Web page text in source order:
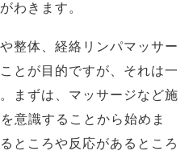
わきます。
整体、経絡リンパマッサー
とが目的ですが、それは一
まずは、マッサージなど施
意識することから始めま
ところや反応があるところ